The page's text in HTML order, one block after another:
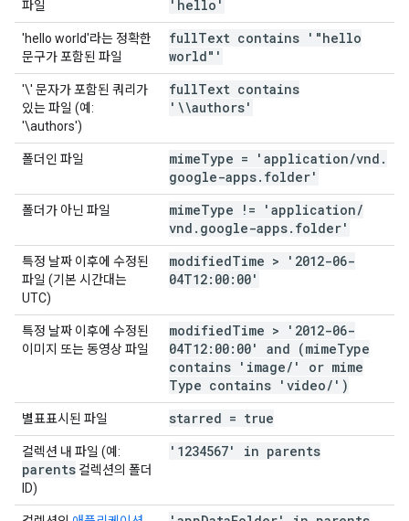
파일
'hello'
'hello world'라는 정확한
문구가 포함된 파일
fullText contains '"hello
world"'
'\' 문자가 포함된 쿼리가
있는 파일 (예:
'\authors')
fullText contains
'\\authors'
폴더인 파일 mimeType = 'application/vnd .
google-apps. folder'
폴더가 아닌 파일 mimeType != 'application/
vnd . google-apps. folder'
특정 날짜 이후에 수정된
파일 (기본 시간대는
UTC)
modifiedTime > '2012-06-
04T12:00:00'
특정 날짜 이후에 수정된
이미지 또는 동영상 파일
modifiedTime > '2012-06-
04T12:00:00' and (mimeType
contains 'image/ ' or mime
Type contains 'video/ ')
별표표시된 파일 starred = true
컬렉션 내 파일 (예:
parents 컬렉션의 폴더
ID)
'1234567' in parents